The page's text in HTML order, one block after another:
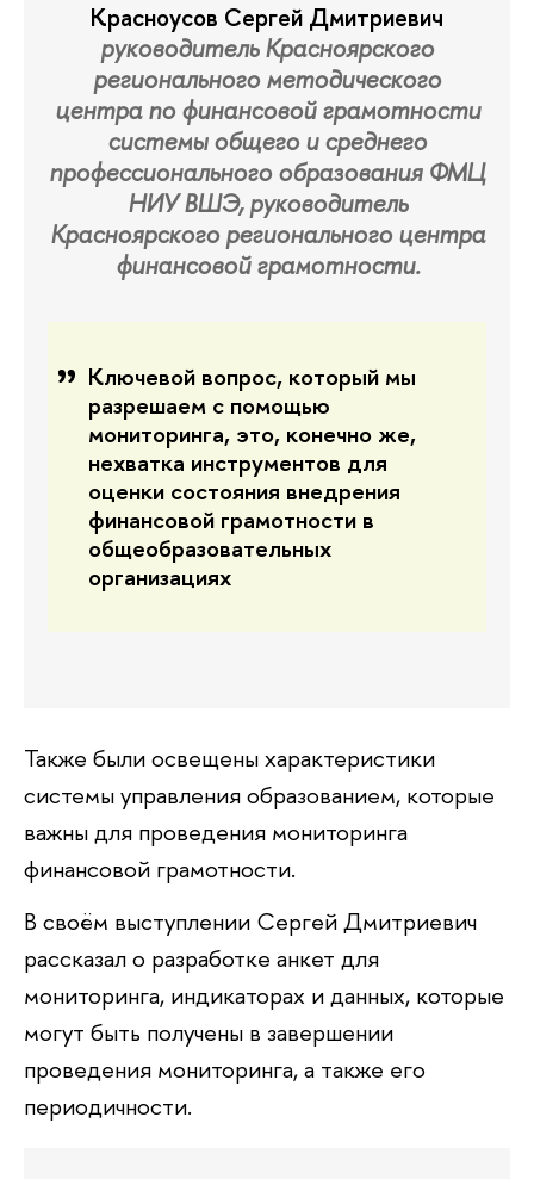
Красноусов Сергей Дмитриевич
руководитель Красноярского
регионального методического
центра по финансовой грамотности
системы общего и среднего
профессионального образования ФМЦ
НИУ ВШЭ, руководитель
Красноярского регионального центра
финансовой грамотности.
Ключевой вопрос, который мы
разрешаем с помощью
мониторинга, это, конечно же,
нехватка инструментов для
оценки состояния внедрения
финансовой грамотности в
общеобразовательных
организациях
Также были освещены характеристики
системы управления образованием, которые
важны для проведения мониторинга
финансовой грамотности.
В своём выступлении Сергей Дмитриевич
рассказал о разработке анкет для
мониторинга, индикаторах и данных, которые
могут быть получены в завершении
проведения мониторинга, а также его
периодичности.